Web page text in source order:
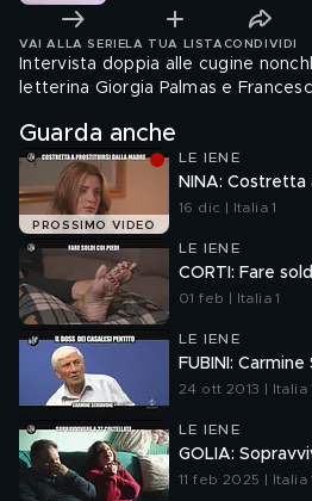
VAI ALLA SERIE LA TUA LISTA CONDIVIDI
Intervista doppia alle cugine
letterina Giorgia Palmas e
Guarda anche
PROSSIMO VIDEO
LE IENE
NINA:
16 dic | Italia 1
LE IENE
CORTI: Fare
01 feb | Italia 1
LE IENE
FUBINI:
24 ott 2013 | Italia
LE IENE
GOLIA:
11 feb 2025 | Italia